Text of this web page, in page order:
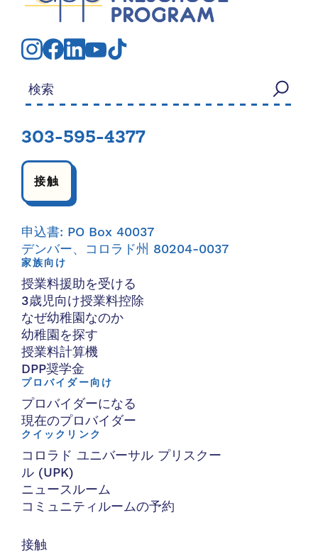
検索する：
303-595-4377
接触
申込書: PO Box 40037
デンバー、コロラド州 80204-0037
家族向け
授業料援助を受ける
3歳児向け授業料控除
なぜ幼稚園なのか
幼稚園を探す
授業料計算機
DPP奨学金
プロバイダー向け
プロバイダーになる
現在のプロバイダー
クイックリンク
コロラド ユニバーサル プリスクー
ル (UPK)
ニュースルーム
コミュニティルームの予約
接触